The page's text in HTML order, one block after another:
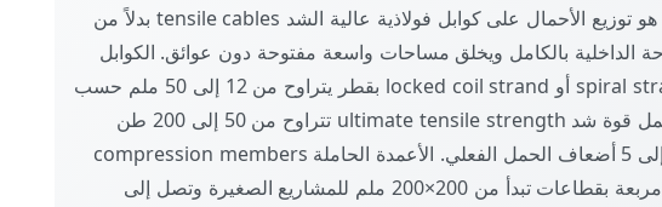
الإنشائي للمنشأة. المبدأ الأساسي هو توزيع الأحمال على كوابل فولاذية عالية الشد tensile cables بدلاً من
الداخلية بالكامل ويخلق مساحات واسعة مفتوحة دون عوائق. الكوابل
الفولاذية المستخدمة من نوع spiral strand أو locked coil strand بقطر يتراوح من 12 إلى 50 ملم حسب
الحمل والبحر span. كل كابل يتحمل قوة شد ultimate tensile strength تتراوح من 50 إلى 200 طن
حسب القطر، مع معامل أمان 3 إلى 5 أضعاف الحمل الفعلي. الأعمدة الحاملة compression members
تكون من أنابيب فولاذية دائرية أو مربعة بقطاعات تبدأ من 200×200 ملم للمشاريع الصغيرة وتصل إلى